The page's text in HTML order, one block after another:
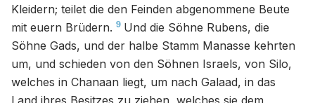
Kleidern; teilet die den Feinden abgenommene Beute
mit euern Brüdern. 9 Und die Söhne Rubens, die
Söhne Gads, und der halbe Stamm Manasse kehrten
um, und schieden von den Söhnen Israels, von Silo,
welches in Chanaan liegt, um nach Galaad, in das
Land ihres Besitzes zu ziehen, welches sie dem